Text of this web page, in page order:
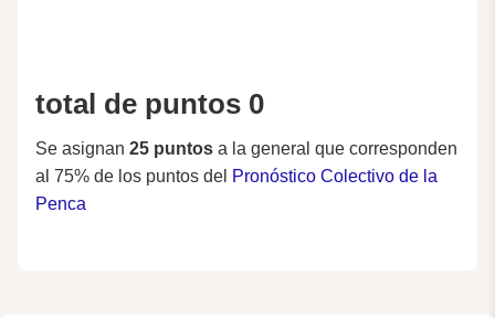
total de puntos 0
Se asignan 25 puntos a la general que corresponden
al 75% de los puntos del Pronóstico Colectivo de la
Penca